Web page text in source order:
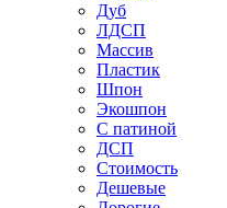
Дуб
ЛДСП
Массив
Пластик
Шпон
Экошпон
С патиной
ДСП
Стоимость
Дешевые